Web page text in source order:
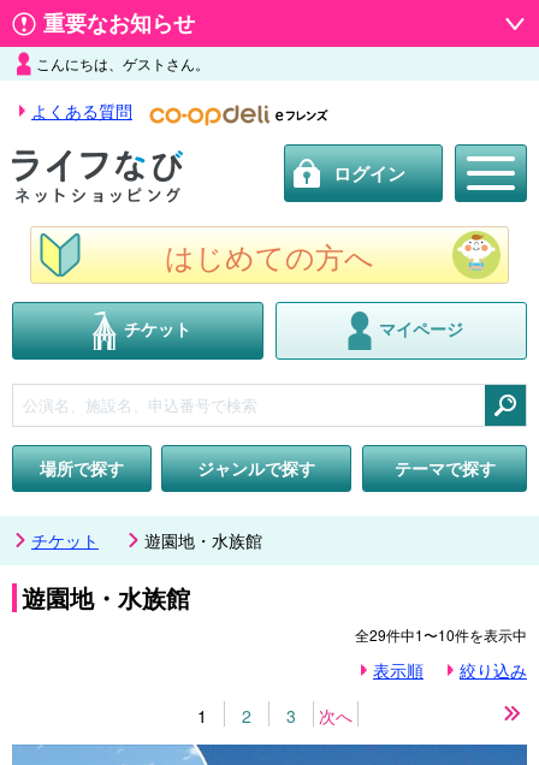
重要なお知らせ
こんにちは、ゲストさん。
よくある質問
ログイン
はじめての方へ
チケット マイページ
場所で探す
ジャンルで探す テーマで探す
チケット 遊園地・水族館
遊園地・水族館
全29件中1〜10件を表示中
表示順
絞り込み
1
2 3 次へ
後